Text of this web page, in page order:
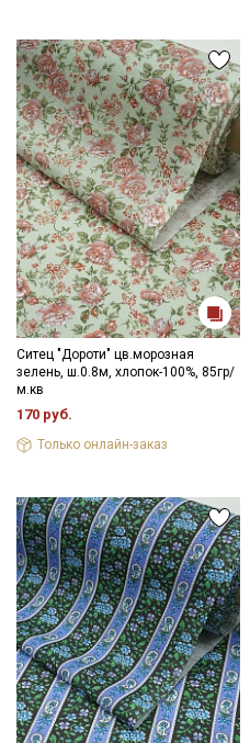
Ситец "Дороти" цв.морозная
зелень, ш.0.8м, хлопок-100%, 85гр/
м.кв
170 руб.
Только онлайн-заказ